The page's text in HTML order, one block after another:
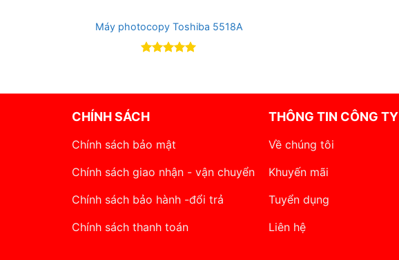
Máy photocopy Toshiba 5518A
CHÍNH SÁCH
Chính sách bảo mật
Chính sách giao nhận - vận chuyển
Chính sách bảo hành -đổi trả
Chính sách thanh toán
THÔNG TIN CÔNG TY
Về chúng tôi
Khuyến mãi
Tuyển dụng
Liên hệ